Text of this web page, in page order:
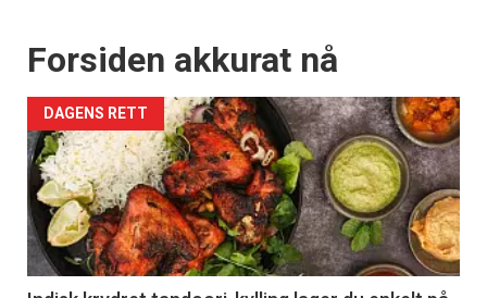
Forsiden akkurat nå
DAGENS RETT